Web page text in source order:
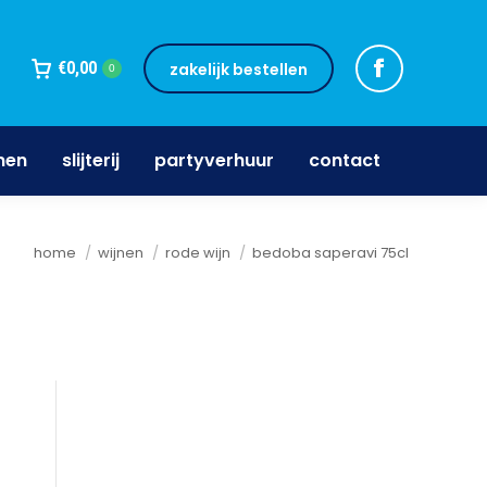
€0,00 0 zakelijk bestellen
slijterij partyverhuur contact
Je bent hier:
home wijnen rode wijn bedoba saperavi 75cl